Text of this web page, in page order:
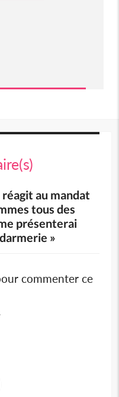
au mandat
tous des
présenterai
»
commenter ce